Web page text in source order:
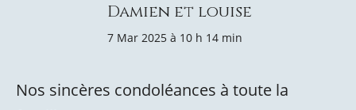
Damien et louise
7 Mar 2025 à 10 h 14 min
Nos sincères condoléances à toute la